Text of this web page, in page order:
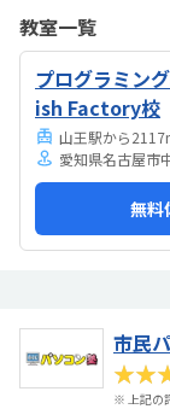
は路上駐車になり
なら行けると思い
からないが、入り
すい感じがします
教室一覧
プログラミン
ish Factory校
山王駅から
愛知県名古屋市
無料
市民
※ 上記の